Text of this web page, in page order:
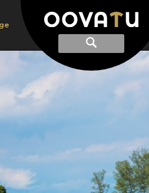
Afficher
recherche
Recherche